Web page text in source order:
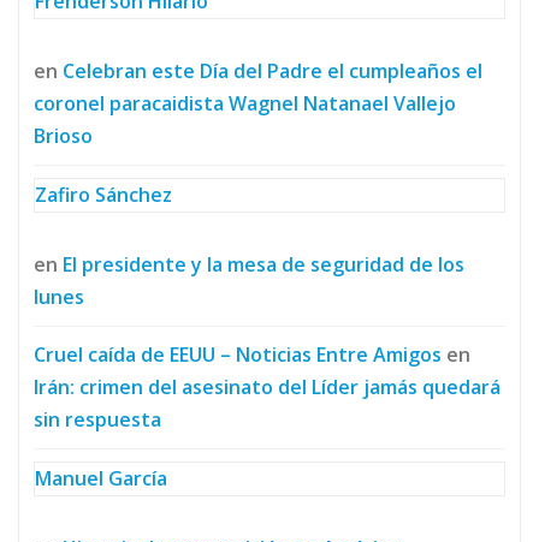
en Celebran este Día del Padre el cumpleaños el
coronel paracaidista Wagnel Natanael Vallejo
Brioso
Zafiro Sánchez
en El presidente y la mesa de seguridad de los
lunes
Cruel caída de EEUU – Noticias Entre Amigos en
Irán: crimen del asesinato del Líder jamás quedará
sin respuesta
Manuel García